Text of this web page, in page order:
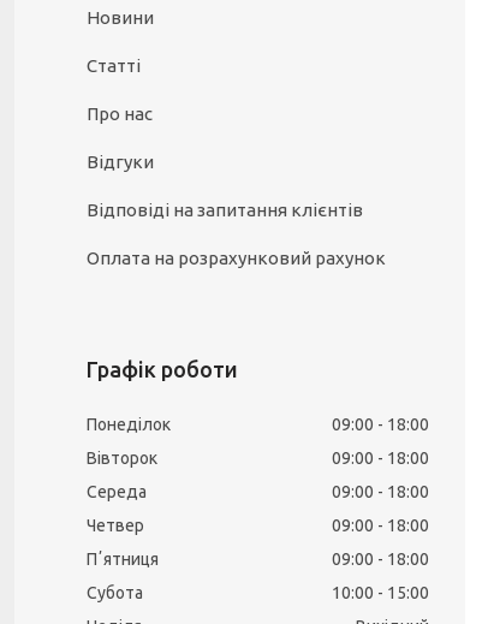
Новини
Статті
Про нас
Відгуки
Відповіді на запитання клієнтів
Оплата на розрахунковий рахунок
Графік роботи
Понеділок 09:00
18:00
Вівторок
09:00
18:00
Середа
09:00
18:00
Четвер
09:00
18:00
Пʼятниця
09:00
18:00
Субота
10:00
15:00